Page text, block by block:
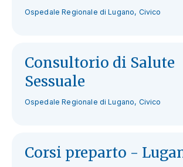
Ospedale Regionale di Lugano, Civico
Consultorio di Salute
Sessuale
Ospedale Regionale di Lugano, Civico
Corsi preparto -